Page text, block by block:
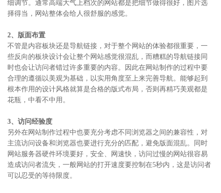
细调节。通常高端大气上档次的网站都是把细节做得很好，图片选
择得当，网站整体会给人很舒服的感觉。
2、版面布置
不管是内容板块还是导航链接，对于整个网站的体验都很重要，一
些反向的板块设计会让整个网站感觉很混乱，而糟糕的导航链接同
时也会让访问者错过许多重要的内容。因此在网站制作的过程中要
合理的遵循以美观为基础，以实用角度至上来完善导航。能够起到
根本作用的设计风格就算是合格的版式布局，否则再精巧美观都是
花瓶，中看不中用。
3、访问经验度
另外在网站制作过程中也要充分考虑不同浏览器之间的兼容性，对
主流访问设备和浏览器也要进行充分的匹配，避免版面混乱。同时
网站服务器硬件环境要好，安全、网速快，访问过慢的网站很容易
造成访问者流失，一般网站的打开速度要控制在5秒内，这是访问者
可以忍受的等待限度。